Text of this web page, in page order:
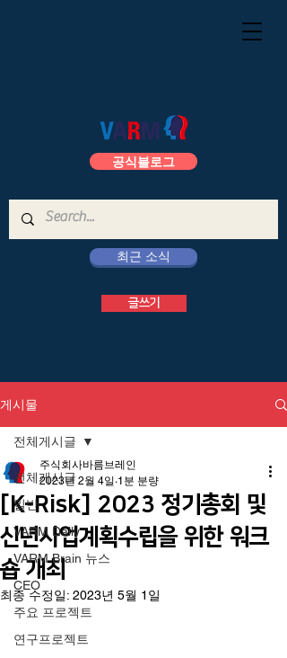
공식블로그
글쓰기
최근 소식
게시물
전체게시글
일반
VARM Daily
VARM Brain 뉴스
CEO
주요 프로젝트
연구프로젝트
전체게시글
[K-Risk] 2023 정기총회 및
신년사업계획수립을 위한 워크
숍 개최
주식회사바름브레인
2023년 2월 4일 1분 분량
최종 수정일: 2023년 5월 1일